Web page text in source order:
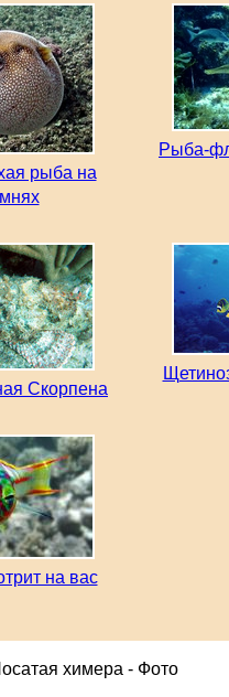
химера - Фото
рыба на
Рыба-
Скорпена
на вас